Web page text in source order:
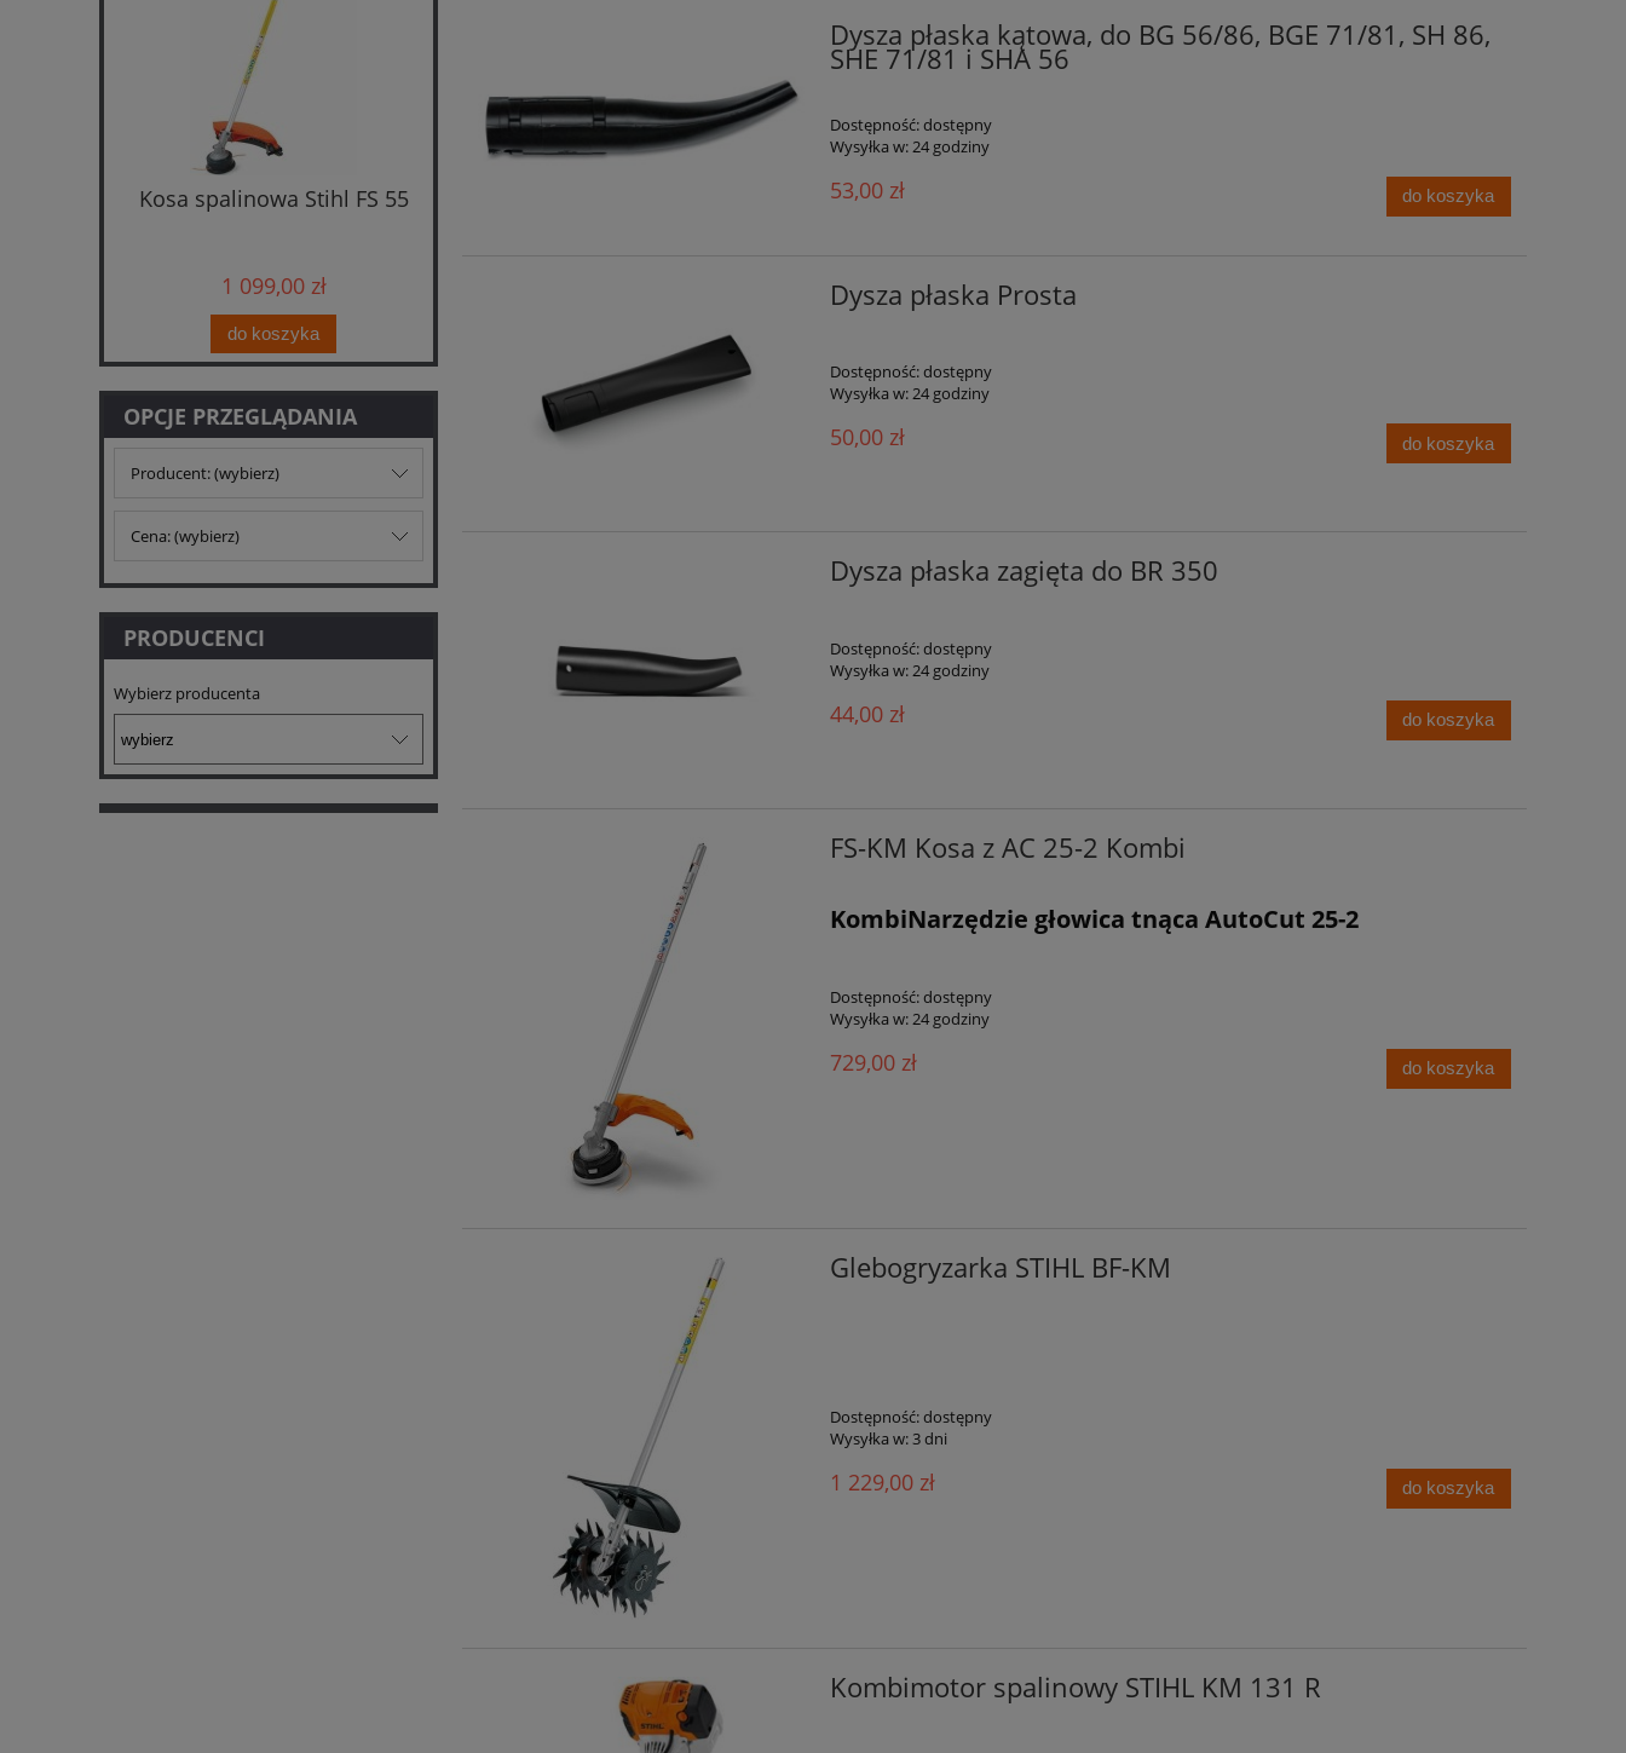
Kosa spalinowa Stihl FS 55
1 099,00 zł
do koszyka
Kosiarka spalinowa STIHL RM 3
2 999,00 zł
OPCJE PRZEGLĄDANIA
Producent: (wybierz)
Cena: (wybierz)
PRODUCENCI
Wybierz producenta
Dysza płaska kątowa, do BG 56/86, BGE 71/81, SH 86,
SHE 71/81 i SHA 56
Dostępność:dostępny
Wysyłka w:24 godziny
53,00 zł do koszyka
Dysza płaska Prosta
Dostępność:dostępny
Wysyłka w:24 godziny
50,00 zł do koszyka
Dysza płaska zagięta do BR 350
Dostępność:dostępny
Wysyłka w:24 godziny
44,00 zł do koszyka
FS-KM Kosa z AC 25-2 Kombi
KombiNarzędzie głowica tnąca AutoCut 25-2
Dostępność:dostępny
Wysyłka w:24 godziny
729,00 zł do koszyka
Glebogryzarka STIHL BF-KM
Dostępność:dostępny
Wysyłka w:3 dni
1 229,00 zł do koszyka
Kombimotor spalinowy STIHL KM 131 R